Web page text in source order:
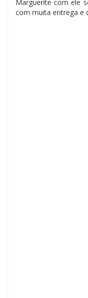
Marguerite com ele
com muita entrega e